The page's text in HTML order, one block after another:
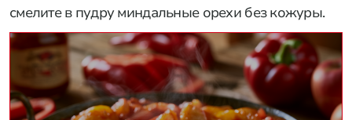
смелите в пудру миндальные орехи без кожуры.